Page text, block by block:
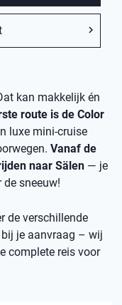
kan makkelijk én
route is de Color
luxe mini-cruise
Vanaf de
naar Sälen — je
sneeuw!
de verschillende
je aanvraag – wij
complete reis voor